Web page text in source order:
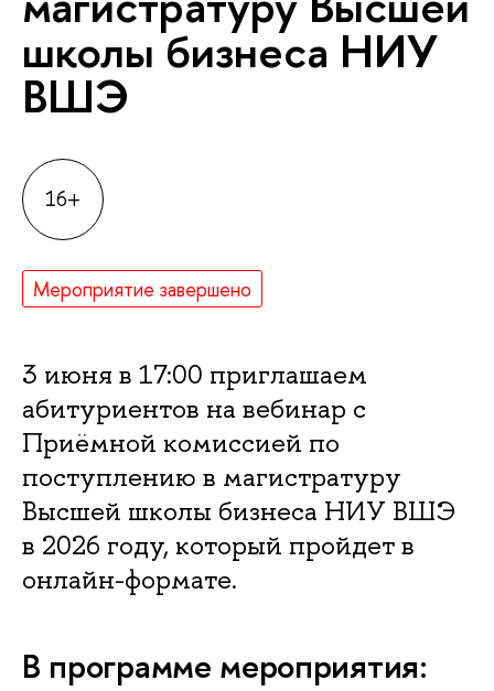
школы бизнеса НИУ
ВШЭ
16+
Мероприятие завершено
3 июня в 17:00 приглашаем
абитуриентов на вебинар с
Приёмной комиссией по
поступлению в магистратуру
Высшей школы бизнеса НИУ ВШЭ
в 2026 году, который пройдет в
онлайн-формате.
В программе мероприятия: